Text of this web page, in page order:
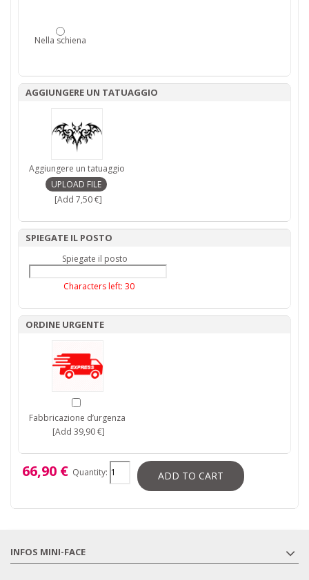
Nella schiena
AGGIUNGERE UN TATUAGGIO
Aggiungere un tatuaggio
[Add 7,50 €]
SPIEGATE IL POSTO
Spiegate il posto
Characters left: 30
ORDINE URGENTE
Fabbricazione d’urgenza
[Add 39,90 €]
66,90 € Quantity: ADD TO CART
INFOS MINI-FACE